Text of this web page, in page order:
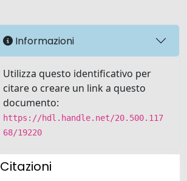
Informazioni
Utilizza questo identificativo per
citare o creare un link a questo
documento:
https://hdl.handle.net/20.500.117
68/19220
Citazioni